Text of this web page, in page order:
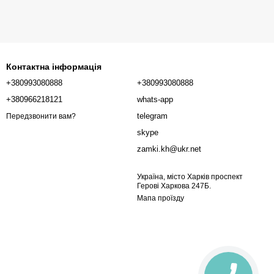
Контактна інформація
+380993080888
+380966218121
Передзвонити вам?
+380993080888
whats-app
telegram
skype
zamki.kh@ukr.net
Україна, місто Харків проспект
Герові Харкова 247Б.
Мапа проїзду